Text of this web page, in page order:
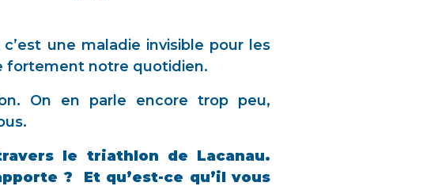
une maladie invisible pour les
fortement notre quotidien.
On en parle encore trop peu,
le triathlon de Lacanau.
? Et qu’est-ce qu’il vous